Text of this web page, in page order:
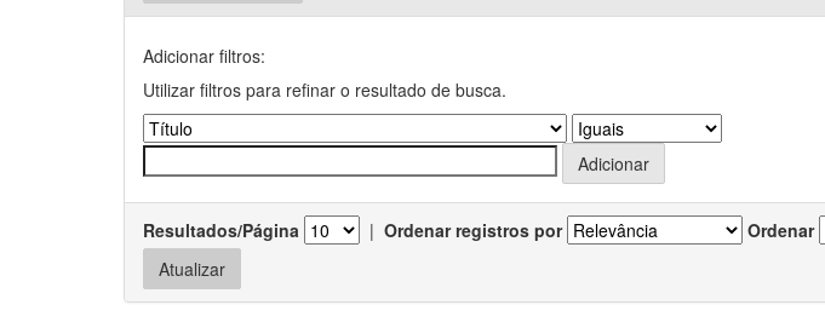
Adicionar filtros:
Utilizar filtros para refinar o resultado de busca.
Resultados/Página | Ordenar registros por Ordenar